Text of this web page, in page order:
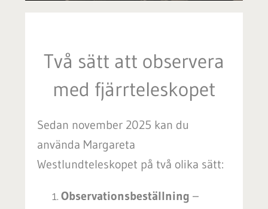
Två sätt att observera
med fjärrteleskopet
Sedan november 2025 kan du
använda Margareta
Westlundteleskopet på två olika sätt:
Observationsbeställning –